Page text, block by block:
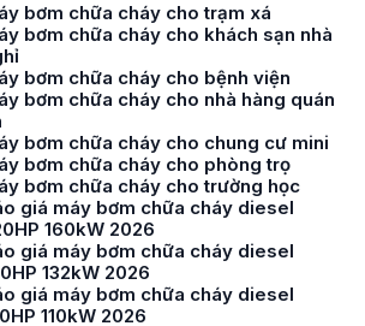
bơm chữa cháy cho trạm xá
bơm chữa cháy cho khách sạn nhà
bơm chữa cháy cho bệnh viện
bơm chữa cháy cho nhà hàng quán
bơm chữa cháy cho chung cư mini
bơm chữa cháy cho phòng trọ
bơm chữa cháy cho trường học
giá máy bơm chữa cháy diesel
160kW 2026
giá máy bơm chữa cháy diesel
132kW 2026
giá máy bơm chữa cháy diesel
110kW 2026